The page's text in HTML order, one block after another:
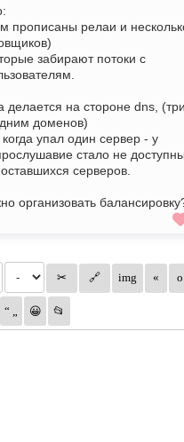
прописаны релаи и
забирают потоки с
делается на стороне dns,
доменов)
упал один сервер - у
стало не
серверов.
организовать